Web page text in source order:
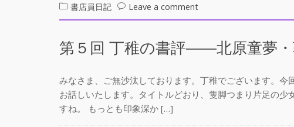
書店員日記 Leave a commenton
≪
急
っ、
太
第５回 丁稚の書評――北原童夢・
みなさま、ご無沙汰しております。丁稚でございます。
お話しいたします。タイトルどおり、隻脚つまり片足の
すね。 もっとも印象深か […]